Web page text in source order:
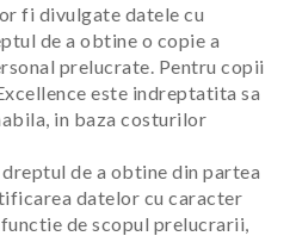
fi divulgate datele cu
de a obtine o copie a
prelucrate. Pentru copii
este indreptatita sa
in baza costurilor
de a obtine din partea
datelor cu caracter
de scopul prelucrarii,